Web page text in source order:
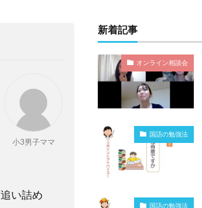
小3男子ママ
い詰め
新着記事
オンライン相談会
国語の勉強法
国語の勉強法